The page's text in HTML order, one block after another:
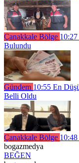
Çanakkale Bölge 10:27
Bulundu
Gündem 10:55 En
Belli Oldu
Çanakkale Bölge 10:48
bogazmedya
BEĞEN